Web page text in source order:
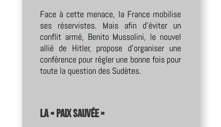
Face à cette menace, la France mobilise
ses réservistes. Mais afin d’éviter un
conflit armé, Benito Mussolini, le nouvel
allié de Hitler, propose d’organiser une
conférence pour régler une bonne fois pour
toute la question des Sudètes.
La « paix sauvée »